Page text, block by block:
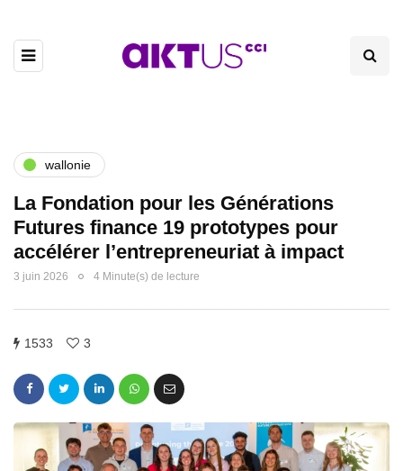
wallonie
La Fondation pour les Générations
Futures finance 19 prototypes pour
accélérer l’entrepreneuriat à impact
3 juin 2026 4 Minute(s) de lecture
1533 3